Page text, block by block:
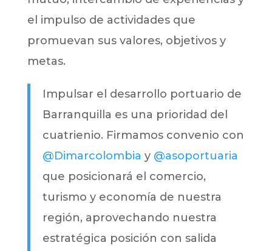
el impulso de actividades que
promuevan sus valores, objetivos y
metas.
Impulsar el desarrollo portuario de
Barranquilla es una prioridad del
cuatrienio. Firmamos convenio con
@Dimarcolombia y @asoportuaria
que posicionará el comercio,
turismo y economía de nuestra
región, aprovechando nuestra
estratégica posición con salida